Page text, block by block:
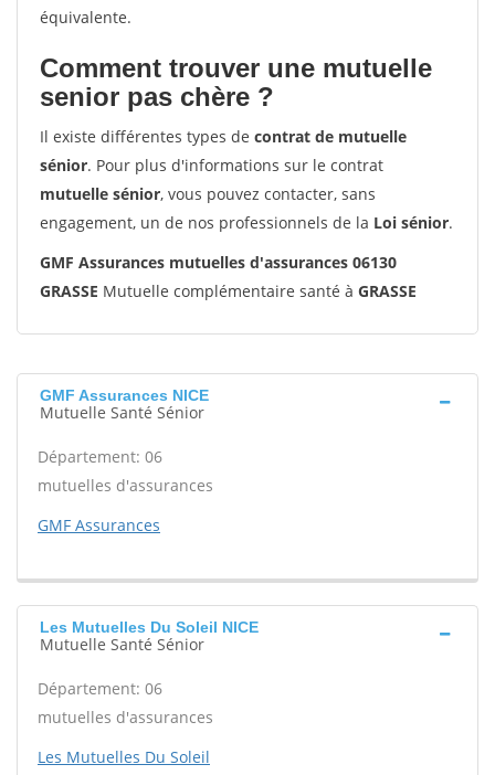
équivalente.
Comment trouver une mutuelle
senior pas chère ?
Il existe différentes types de contrat de mutuelle
sénior. Pour plus d'informations sur le contrat
mutuelle sénior, vous pouvez contacter, sans
engagement, un de nos professionnels de la Loi sénior.
GMF Assurances mutuelles d'assurances 06130
GRASSE Mutuelle complémentaire santé à GRASSE
GMF Assurances NICE
Mutuelle Santé Sénior
Département: 06
mutuelles d'assurances
GMF Assurances
Les Mutuelles Du Soleil NICE
Mutuelle Santé Sénior
Département: 06
mutuelles d'assurances
Les Mutuelles Du Soleil